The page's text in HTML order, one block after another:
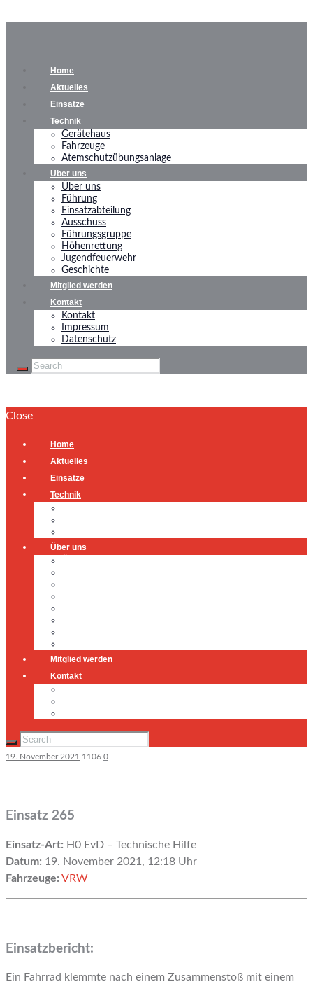
Home
Aktuelles
Einsätze
Technik
Gerätehaus
Fahrzeuge
Atemschutzübungsanlage
Über uns
Über uns
Führung
Einsatzabteilung
Ausschuss
Führungsgruppe
Höhenrettung
Jugendfeuerwehr
Geschichte
Mitglied werden
Kontakt
Kontakt
Impressum
Datenschutz
Close
Home
Aktuelles
Einsätze
Technik
Über uns
Mitglied werden
Kontakt
19. November 2021 1106 0
Einsatz 265
Einsatz-Art: H0 EvD – Technische Hilfe
Datum: 19. November 2021, 12:18 Uhr
Fahrzeuge: VRW
Einsatzbericht:
Ein Fahrrad klemmte nach einem Zusammenstoß mit einem